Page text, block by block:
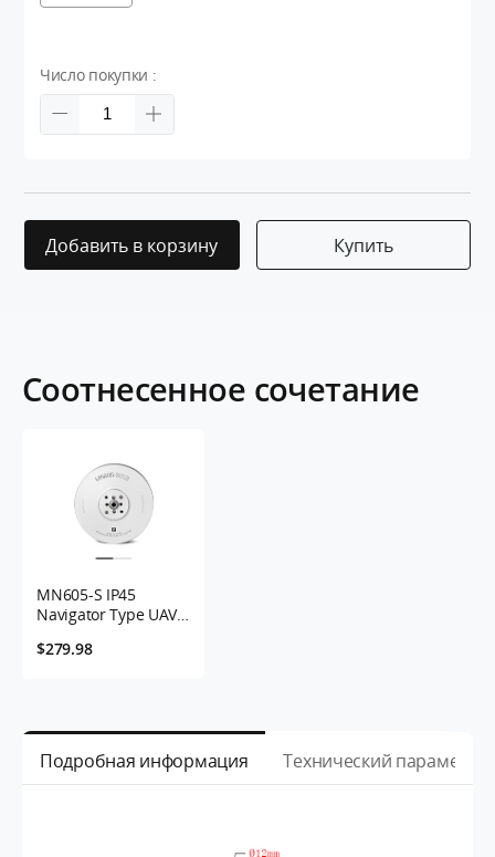
Число покупки :
Добавить в корзину Купить
Соотнесенное сочетание
MN605-S IP45
Navigator Type UAV
-2PCS/SET
$279.98
Подробная информация Технический параметр